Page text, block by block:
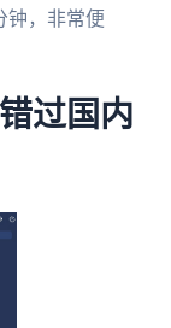
钟，非常便
过国内